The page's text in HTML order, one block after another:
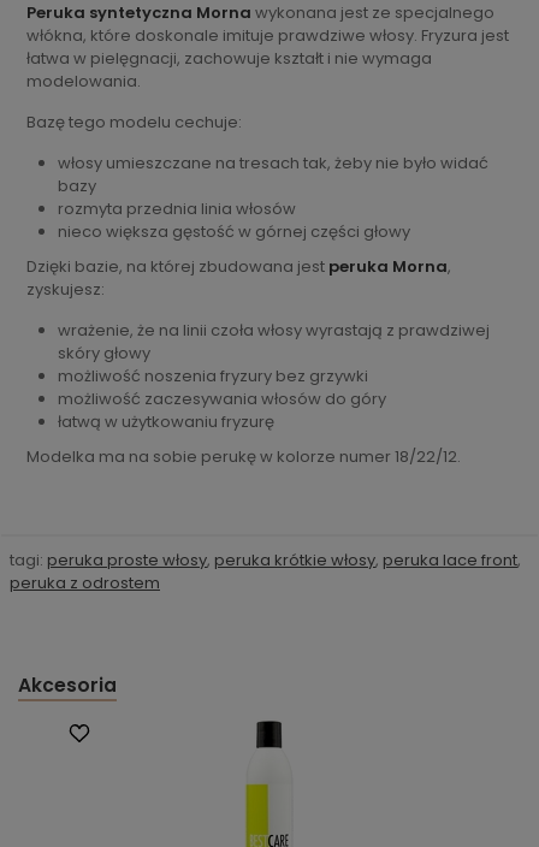
Peruka syntetyczna Morna wykonana jest ze specjalnego
włókna, które doskonale imituje prawdziwe włosy. Fryzura jest
łatwa w pielęgnacji, zachowuje kształt i nie wymaga
modelowania.
Bazę tego modelu cechuje:
włosy umieszczane na tresach tak, żeby nie było widać
bazy
rozmyta przednia linia włosów
nieco większa gęstość w górnej części głowy
Dzięki bazie, na której zbudowana jest peruka Morna,
zyskujesz:
wrażenie, że na linii czoła włosy wyrastają z prawdziwej
skóry głowy
możliwość noszenia fryzury bez grzywki
możliwość zaczesywania włosów do góry
łatwą w użytkowaniu fryzurę
Modelka ma na sobie perukę w kolorze numer 18/22/12.
tagi: peruka proste włosy, peruka krótkie włosy, peruka lace front,
peruka z odrostem
Akcesoria